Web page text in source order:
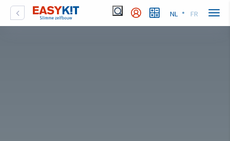
NL FR